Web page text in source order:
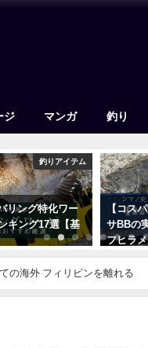
ジ マンガ 釣り
釣りアイテム
リング特化ワー
キング17選【基
【コス
サBBの
フヒラ
の海外 フィリピンを離れる